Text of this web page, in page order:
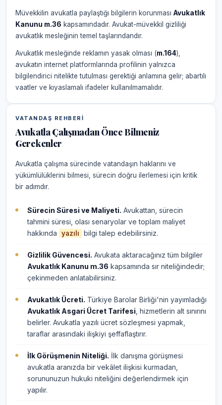
Müvekkilin avukatla paylaştığı bilgilerin korunması Avukatlık
Kanunu m.36 kapsamındadır. Avukat-müvekkil gizliliği
avukatlık mesleğinin temel taşlarındandır.
Avukatlık mesleğinde reklamın yasak olması (m.164),
avukatın internet platformlarında profilinin yalnızca
bilgilendirici nitelikte tutulması gerektiği anlamına gelir; abartılı
vaatler ve kıyaslamalı ifadeler kullanılmamalıdır.
VATANDAŞ REHBERI
Avukatla Çalışmadan Önce Bilmeniz
Gerekenler
Avukatla çalışma sürecinde vatandaşın haklarını ve
yükümlülüklerini bilmesi, sürecin doğru ilerlemesi için kritik
bir adımdır.
Sürecin Süresi ve Maliyeti. Avukattan, sürecin
tahmini süresi, olası senaryolar ve toplam maliyet
hakkında
yazılı bilgi talep edebilirsiniz.
Gizlilik Güvencesi. Avukata aktaracağınız tüm bilgiler
Avukatlık Kanunu m.36 kapsamında sır niteliğindedir;
çekinmeden anlatabilirsiniz.
Avukatlık Ücreti. Türkiye Barolar Birliği'nin yayımladığı
Avukatlık Asgari Ücret Tarifesi , hizmetlerin alt sınırını
belirler. Avukatla yazılı ücret sözleşmesi yapmak,
taraflar arasındaki ilişkiyi şeffaflaştırır.
İlk Görüşmenin Niteliği. İlk danışma görüşmesi
avukatla aranızda bir vekâlet ilişkisi kurmadan,
sorununuzun hukuki niteliğini değerlendirmek için
yapılır.